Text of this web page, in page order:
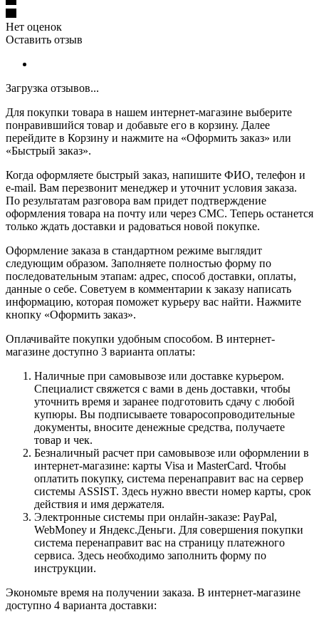
Нет оценок
Оставить отзыв
Загрузка отзывов...
Для покупки товара в нашем интернет-магазине выберите
понравившийся товар и добавьте его в корзину. Далее
перейдите в Корзину и нажмите на «Оформить заказ» или
«Быстрый заказ».
Когда оформляете быстрый заказ, напишите ФИО, телефон и
e-mail. Вам перезвонит менеджер и уточнит условия заказа.
По результатам разговора вам придет подтверждение
оформления товара на почту или через СМС. Теперь останется
только ждать доставки и радоваться новой покупке.
Оформление заказа в стандартном режиме выглядит
следующим образом. Заполняете полностью форму по
последовательным этапам: адрес, способ доставки, оплаты,
данные о себе. Советуем в комментарии к заказу написать
информацию, которая поможет курьеру вас найти. Нажмите
кнопку «Оформить заказ».
Оплачивайте покупки удобным способом. В интернет-
магазине доступно 3 варианта оплаты:
Наличные при самовывозе или доставке курьером.
Специалист свяжется с вами в день доставки, чтобы
уточнить время и заранее подготовить сдачу с любой
купюры. Вы подписываете товаросопроводительные
документы, вносите денежные средства, получаете
товар и чек.
Безналичный расчет при самовывозе или оформлении в
интернет-магазине: карты Visa и MasterCard. Чтобы
оплатить покупку, система перенаправит вас на сервер
системы ASSIST. Здесь нужно ввести номер карты, срок
действия и имя держателя.
Электронные системы при онлайн-заказе: PayPal,
WebMoney и Яндекс.Деньги. Для совершения покупки
система перенаправит вас на страницу платежного
сервиса. Здесь необходимо заполнить форму по
инструкции.
Экономьте время на получении заказа. В интернет-магазине
доступно 4 варианта доставки: